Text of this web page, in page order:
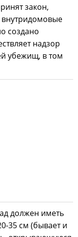
закон,
внутридомовые
создано
надзор
убежищ, в том
должен иметь
35 см (бывает и